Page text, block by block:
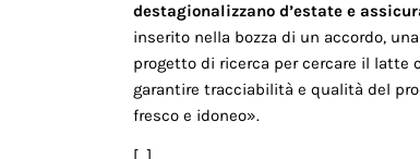
destagionalizzano d’estate e
inserito nella bozza di un accordo,
progetto di ricerca per cercare il latte
garantire tracciabilità e qualità del
fresco e idoneo».